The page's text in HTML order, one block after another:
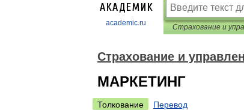
academic.ru
Страхование и
МАРКЕТИНГ
Толкование
Перевод